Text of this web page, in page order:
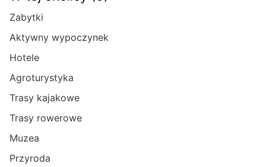
Zabytki
Aktywny wypoczynek
Hotele
Agroturystyka
Trasy kajakowe
Trasy rowerowe
Muzea
Przyroda